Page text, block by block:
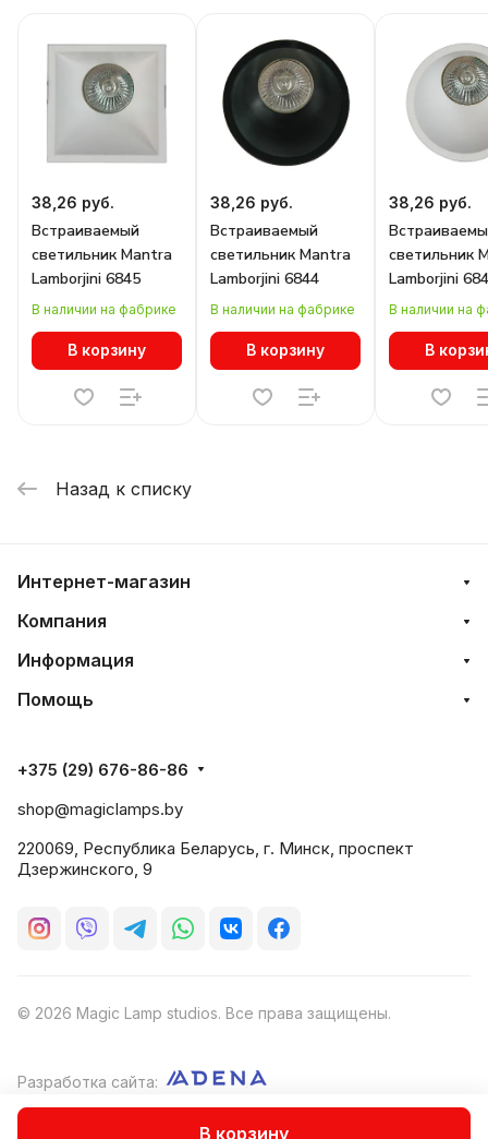
В корзину
38,26 руб.
Встраиваемый
светильник Mantra
Lamborjini 6845
В наличии на фабрике
В корзину
38,26 руб.
Встраиваемый
светильник Mantra
Lamborjini 6844
В наличии на фабрике
В корзину
38,26 руб.
светильник
Lamborjini
В наличии на
В
Назад к списку
Интернет-магазин
Компания
Информация
Помощь
+375 (29) 676-86-86
shop@magiclamps.by
220069, Республика Беларусь, г. Минск, проспект
Дзержинского, 9
© 2026 Magic Lamp studios. Все права защищены.
Разработка сайта: